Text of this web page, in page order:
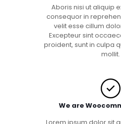
Aboris nisi ut aliquip
consequor in
velit esse cillum
Excepteur sint
proident, sunt in culpa
mollit.
We are